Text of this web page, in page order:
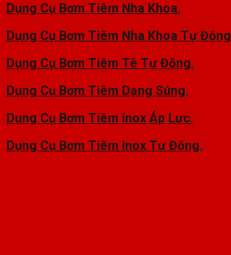
Dụng Cụ Bơm Tiêm Nha Khoa,
Dụng Cụ Bơm Tiêm Nha Khoa Tự Động
Dụng Cụ Bơm Tiêm Tê Tự Động,
Dụng Cụ Bơm Tiêm Dạng Súng,
Dụng Cụ Bơm Tiêm Inox Áp Lực,
Dụng Cụ Bơm Tiêm Inox Tự Động,